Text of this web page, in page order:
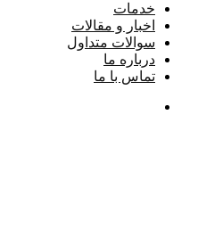
خدمات
اخبار و مقالات
سوالات متداول
درباره ما
تماس با ما